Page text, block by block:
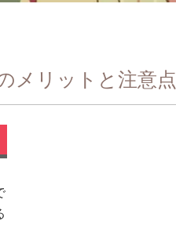
メリットと注意点